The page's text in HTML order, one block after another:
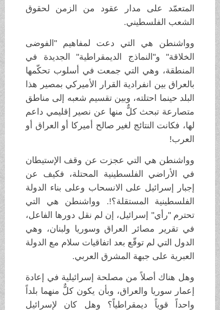
المتعمّد على مدار عقود من الزمن لحقوق
الشعب الفلسطيني.
وواشنطن هي التي دعت لمفاهيم "الفوضى
الخلاقة" و"النماذج الديمقراطية" الجديدة في
المنطقة، وهي التي جمعت في أسلوب تحكّمها
بالعراق بين انفرادية القرار الأميركي بمصير هذا
البلد حينما احتلته، وبين تقسيم شعبه إلى مناطق
متصارعة تبحث كلٌّ منها عن نصير إقليمي داعم
لها، فكانت النتائج لغير صالح أميركا أو العراق أو
العرب!
وواشنطن هي التي عجزت عن وقف الإستيطان
في الأراضي الفلسطينية المحتلة، فكيف عن
إجبار إسرائيل على الانسحاب وعلى بناء الدولة
الفلسطينية المستقلة؟!. وواشنطن هي التي
تحترم "رأي" إسرائيل، إن لم نقل دورها الفاعل،
في تقرير مصائر العراق وسوريا ولبنان، وهي
الدول التي لم توقّع بعد اتفاقيات سلام مع الدولة
العبرية على جبهة المشرق العربي.
وهل هناك أصلاً من مصلحة إسرائيلية في إعادة
إعمار سوريا والعراق، وبأن يكون كلٌّ منهما بلداً
واحداً قوياً ديمقراطياً؟ وهل كان لإسرائيل